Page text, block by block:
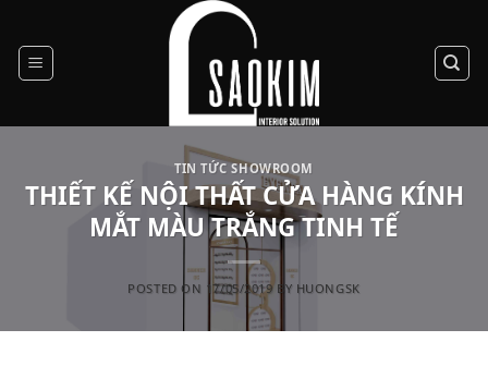
content
TIN TỨC SHOWROOM
THIẾT KẾ NỘI THẤT CỬA HÀNG KÍNH
MẮT MÀU TRẮNG TINH TẾ
POSTED ON 17/05/2019BY HUONGSK